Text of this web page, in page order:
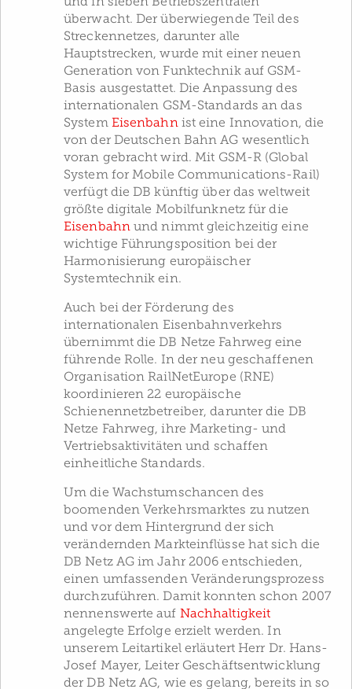
überwacht. Der überwiegende Teil des
Streckennetzes, darunter alle
Hauptstrecken, wurde mit einer neuen
Generation von Funktechnik auf GSM-
Basis ausgestattet. Die Anpassung des
internationalen GSM-Standards an das
System Eisenbahnist eine Innovation, die
von der Deutschen Bahn AG wesentlich
voran gebracht wird. Mit GSM-R (Global
System for Mobile Communications-Rail)
verfügt die DB künftig über das weltweit
größte digitale Mobilfunknetz für die
Eisenbahnund nimmt gleichzeitig eine
wichtige Führungsposition bei der
Harmonisierung europäischer
Systemtechnik ein.
Auch bei der Förderung des
internationalen Eisenbahnverkehrs
übernimmt die DB Netze Fahrweg eine
führende Rolle. In der neu geschaffenen
Organisation RailNetEurope (RNE)
koordinieren 22 europäische
Schienennetzbetreiber, darunter die DB
Netze Fahrweg, ihre Marketing- und
Vertriebsaktivitäten und schaffen
einheitliche Standards.
Um die Wachstumschancen des
boomenden Verkehrsmarktes zu nutzen
und vor dem Hintergrund der sich
verändernden Markteinflüsse hat sich die
DB Netz AG im Jahr 2006 entschieden,
einen umfassenden Veränderungsprozess
durchzuführen. Damit konnten schon 2007
nennenswerte auf Nachhaltigkeit
angelegte Erfolge erzielt werden. In
unserem Leitartikel erläutert Herr Dr. Hans-
Josef Mayer, Leiter Geschäftsentwicklung
der DB Netz AG, wie es gelang, bereits in so